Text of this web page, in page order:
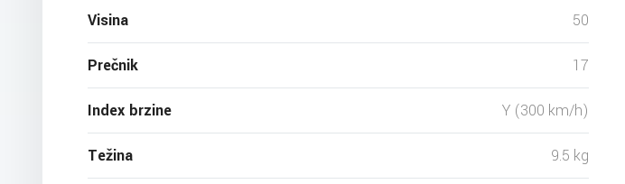
Visina 50
Prečnik 17
Index brzine Y (300 km/h)
Težina 9.5 kg